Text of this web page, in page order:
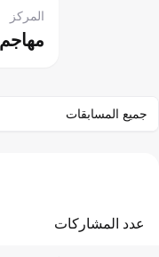
مهاجم
المركز
جميع المسابقات
عدد المشاركات